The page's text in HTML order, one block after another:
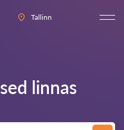
Tallinn
linnas